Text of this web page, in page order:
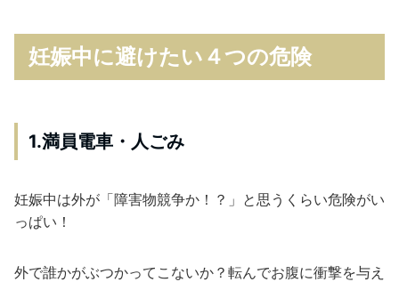
妊娠中に避けたい４つの危険
1.満員電車・人ごみ
妊娠中は外が「障害物競争か！？」と思うくらい危険がい
っぱい！
外で誰かがぶつかってこないか？転んでお腹に衝撃を与え